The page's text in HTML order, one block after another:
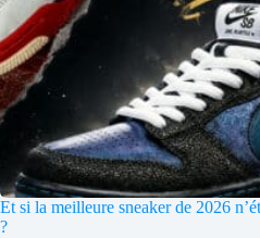
Et si la meilleure sneaker de 2026
?